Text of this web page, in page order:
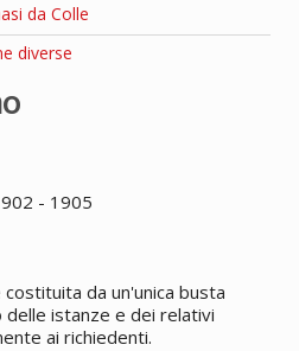
da Colle
diverse
- 1905
da un'unica busta
istanze e dei relativi
ai richiedenti.